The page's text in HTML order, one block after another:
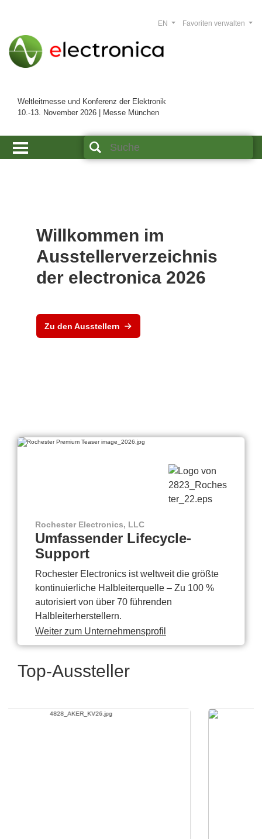
Weltleitmesse und Konferenz der Elektronik
10.-13. November 2026 | Messe München
Favoriten verwalten
EN
Willkommen im
Ausstellerverzeichnis
der electronica 2026
Zu den Ausstellern
Rochester Electronics, LLC
Umfassender Lifecycle-
Support
Rochester Electronics ist weltweit die größte
kontinuierliche Halbleiterquelle – Zu 100 %
autorisiert von über 70 führenden
Halbleiterherstellern.
Weiter zum Unternehmensprofil
Top-Aussteller